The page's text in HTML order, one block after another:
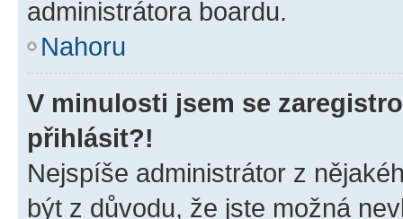
administrátora boardu.
Nahoru
V minulosti jsem se
přihlásit?!
Nejspíše administrátor z
být z důvodu, že jste možná